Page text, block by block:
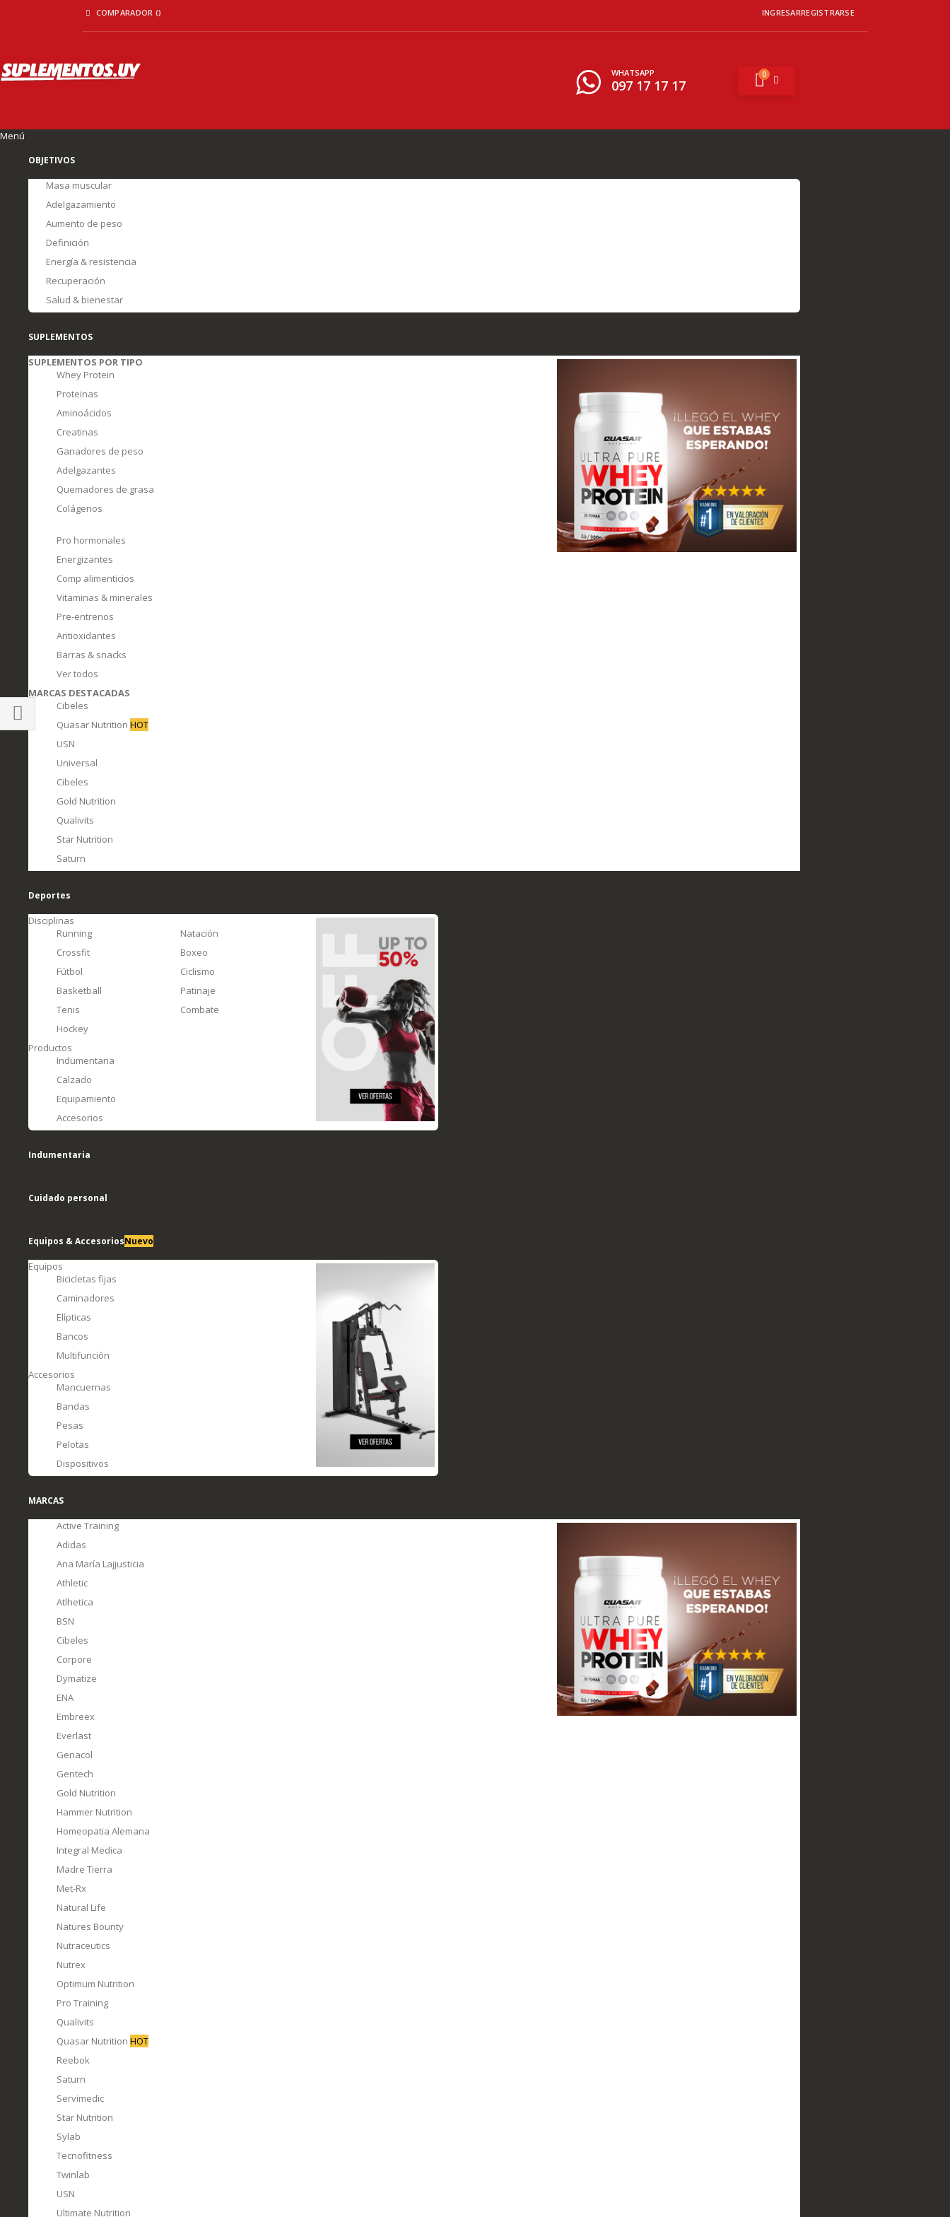
Ir
COMPARADOR () INGRESARREGISTRARSE
Mi cesta
0
WHATSAPP
097 17 17 17
Menú
OBJETIVOS
Masa muscular
Adelgazamiento
Aumento de peso
Definición
Energía & resistencia
Recuperación
Salud & bienestar
SUPLEMENTOS
SUPLEMENTOS POR TIPO
Whey Protein
Proteinas
Aminoácidos
Creatinas
Ganadores de peso
Adelgazantes
Quemadores de grasa
Colágenos
Pro hormonales
Energizantes
Comp alimenticios
Vitaminas & minerales
Pre-entrenos
Antioxidantes
Barras & snacks
Ver todos
MARCAS DESTACADAS
Cibeles
Quasar Nutrition HOT
USN
Universal
Cibeles
Gold Nutrition
Qualivits
Star Nutrition
Saturn
Deportes
Disciplinas
Running
Crossfit
Fútbol
Basketball
Tenis
Hockey
Natación
Boxeo
Ciclismo
Patinaje
Combate
Productos
Indumentaria
Calzado
Equipamiento
Accesorios
Indumentaria
Cuidado personal
Equipos & AccesoriosNuevo
Equipos
Bicicletas fijas
Caminadores
Elípticas
Bancos
Multifunción
Accesorios
Mancuernas
Bandas
Pesas
Pelotas
Dispositivos
MARCAS
Active Training
Adidas
Ana María Lajjusticia
Athletic
Atlhetica
BSN
Cibeles
Corpore
Dymatize
ENA
Embreex
Everlast
Genacol
Gentech
Gold Nutrition
Hammer Nutrition
Homeopatia Alemana
Integral Medica
Madre Tierra
Met-Rx
Natural Life
Natures Bounty
Nutraceutics
Nutrex
Optimum Nutrition
Pro Training
Qualivits
Quasar Nutrition HOT
Reebok
Saturn
Servimedic
Star Nutrition
Sylab
Tecnofitness
Twinlab
USN
Ultimate Nutrition
Comprar